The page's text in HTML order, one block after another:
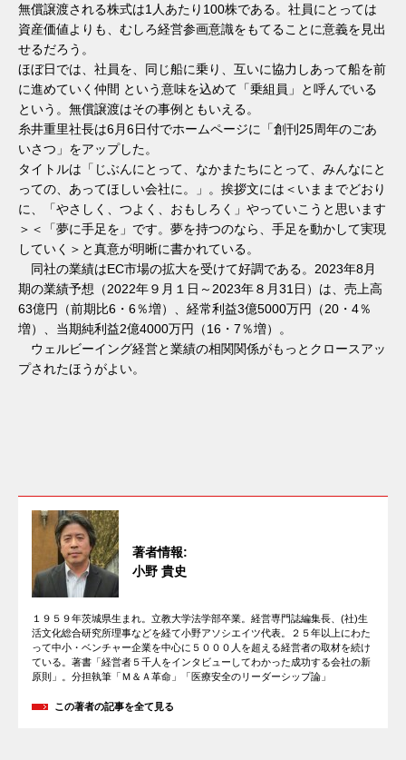
無償譲渡される株式は1人あたり100株である。社員にとっては
資産価値よりも、むしろ経営参画意識をもてることに意義を見出
せるだろう。
ほぼ日では、社員を、同じ船に乗り、互いに協力しあって船を前
に進めていく仲間 という意味を込めて「乗組員」と呼んでいる
という。無償譲渡はその事例ともいえる。
糸井重里社長は6月6日付でホームページに「創刊25周年のごあ
いさつ」をアップした。
タイトルは「じぶんにとって、なかまたちにとって、みんなにと
っての、あってほしい会社に。」。挨拶文には＜いままでどおり
に、「やさしく、つよく、おもしろく」やっていこうと思います
＞＜「夢に手足を」です。夢を持つのなら、手足を動かして実現
していく＞と真意が明晰に書かれている。
同社の業績はEC市場の拡大を受けて好調である。2023年8月
期の業績予想（2022年９月１日～2023年８月31日）は、売上高
63億円（前期比6・6％増）、経常利益3億5000万円（20・4％
増）、当期純利益2億4000万円（16・7％増）。
ウェルビーイング経営と業績の相関関係がもっとクロースアッ
プされたほうがよい。
著者情報:
小野 貴史
１９５９年茨城県生まれ。立教大学法学部卒業。経営専門誌編集長、(社)生
活文化総合研究所理事などを経て小野アソシエイツ代表。２５年以上にわた
って中小・ベンチャー企業を中心に５０００人を超える経営者の取材を続け
ている。著書「経営者５千人をインタビューしてわかった成功する会社の新
原則」。分担執筆「Ｍ＆Ａ革命」「医療安全のリーダーシップ論」
この著者の記事を全て見る